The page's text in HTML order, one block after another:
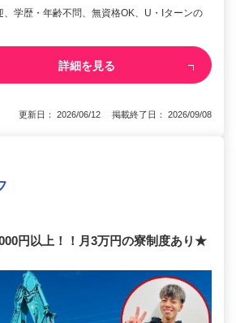
、学歴・年齢不問、無資格OK、U・Iターンの
詳細を見る
更新日： 2026/06/12 掲載終了日： 2026/09/08
円以上！！月3万円の寮制度あり★